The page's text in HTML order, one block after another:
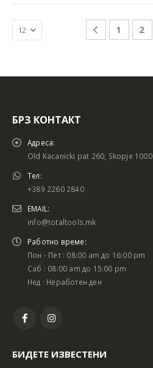
1 2
БРЗ КОНТАКТ
Адреса:
Old Kacanicki pat 260, Skopje 1000
Тел:
+389 2260 2840
EMAIL:
info@totaltools.mk
Работно време:
Пон - Пет : 08:00 am до 16:00 pm
Саб : 08:00 am до 15:00 pm
Нед : Неработен ден
БИДЕТЕ ИЗВЕСТЕНИ